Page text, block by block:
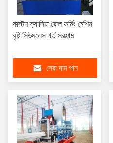
কাস্টম ফ্যাসিয়া রোল ফর্মিং মেশিন
বৃষ্টি সিউমলেস গর্ত সরঞ্জাম
সেরা দাম পান